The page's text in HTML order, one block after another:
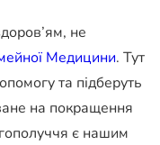
не
Медицини. Тут
та підберуть
на покращення
є нашим